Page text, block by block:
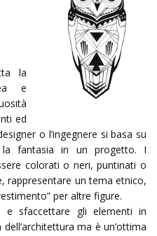
la
e
ed
o l’ingegnere si basa su
la fantasia in un progetto. I
colorati o neri, puntinati o
rappresentare un tema etnico,
per altre figure.
e sfaccettare gli elementi in
ma è un’ottima